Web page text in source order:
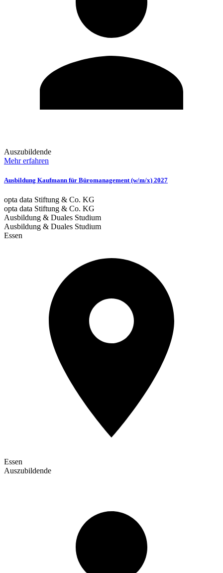
Auszubildende
Mehr erfahren
Ausbildung Kaufmann für Büromanagement (w/m/x) 2027
opta data Stiftung & Co. KG
opta data Stiftung & Co. KG
Ausbildung & Duales Studium
Ausbildung & Duales Studium
Essen
Essen
Auszubildende